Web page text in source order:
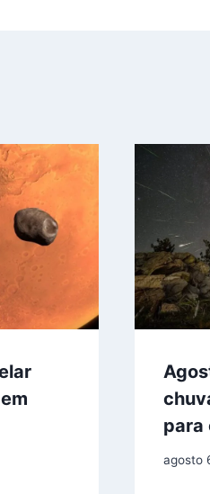
para
agosto